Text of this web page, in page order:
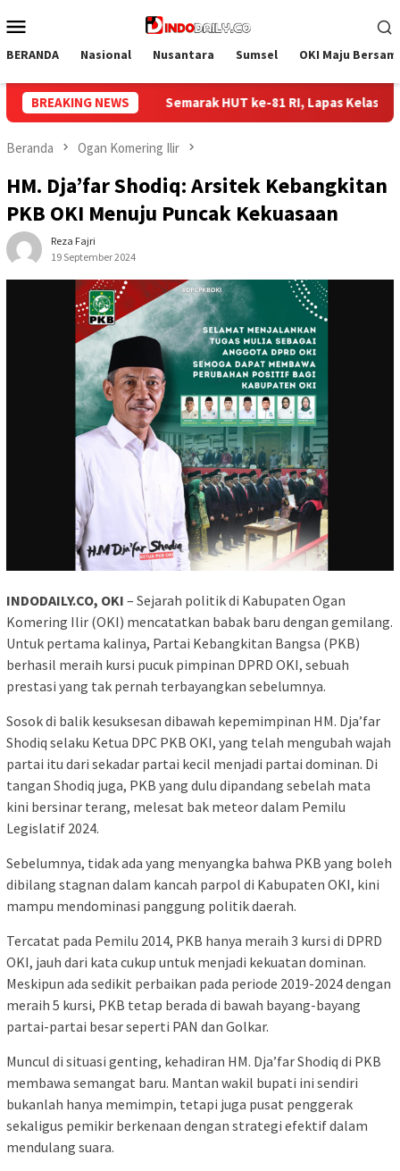
ke
Mobile
BERANDA Nasional Nusantara Sumsel OKI Maju
BREAKING NEWS
81 RI, Lapas Kelas I Palembang Gelar Aksi Bersih-Bersih
Beranda Ogan Komering Ilir
HM. Dja’far Shodiq: Arsitek Kebangkitan
PKB OKI Menuju Puncak Kekuasaan
Reza Fajri
19 September 2024
INDODAILY.CO, OKI – Sejarah politik di Kabupaten Ogan
Komering Ilir (OKI) mencatatkan babak baru dengan gemilang.
Untuk pertama kalinya, Partai Kebangkitan Bangsa (PKB)
berhasil meraih kursi pucuk pimpinan DPRD OKI, sebuah
prestasi yang tak pernah terbayangkan sebelumnya.
Sosok di balik kesuksesan dibawah kepemimpinan HM. Dja’far
Shodiq selaku Ketua DPC PKB OKI, yang telah mengubah wajah
partai itu dari sekadar partai kecil menjadi partai dominan. Di
tangan Shodiq juga, PKB yang dulu dipandang sebelah mata
kini bersinar terang, melesat bak meteor dalam Pemilu
Legislatif 2024.
Sebelumnya, tidak ada yang menyangka bahwa PKB yang boleh
dibilang stagnan dalam kancah parpol di Kabupaten OKI, kini
mampu mendominasi panggung politik daerah.
Tercatat pada Pemilu 2014, PKB hanya meraih 3 kursi di DPRD
OKI, jauh dari kata cukup untuk menjadi kekuatan dominan.
Meskipun ada sedikit perbaikan pada periode 2019-2024 dengan
meraih 5 kursi, PKB tetap berada di bawah bayang-bayang
partai-partai besar seperti PAN dan Golkar.
Muncul di situasi genting, kehadiran HM. Dja’far Shodiq di PKB
membawa semangat baru. Mantan wakil bupati ini sendiri
bukanlah hanya memimpin, tetapi juga pusat penggerak
sekaligus pemikir berkenaan dengan strategi efektif dalam
mendulang suara.